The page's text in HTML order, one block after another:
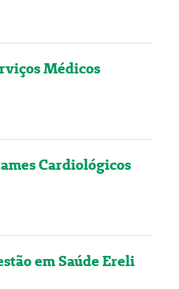
Médicos
Cardiológicos
em Saúde Ereli